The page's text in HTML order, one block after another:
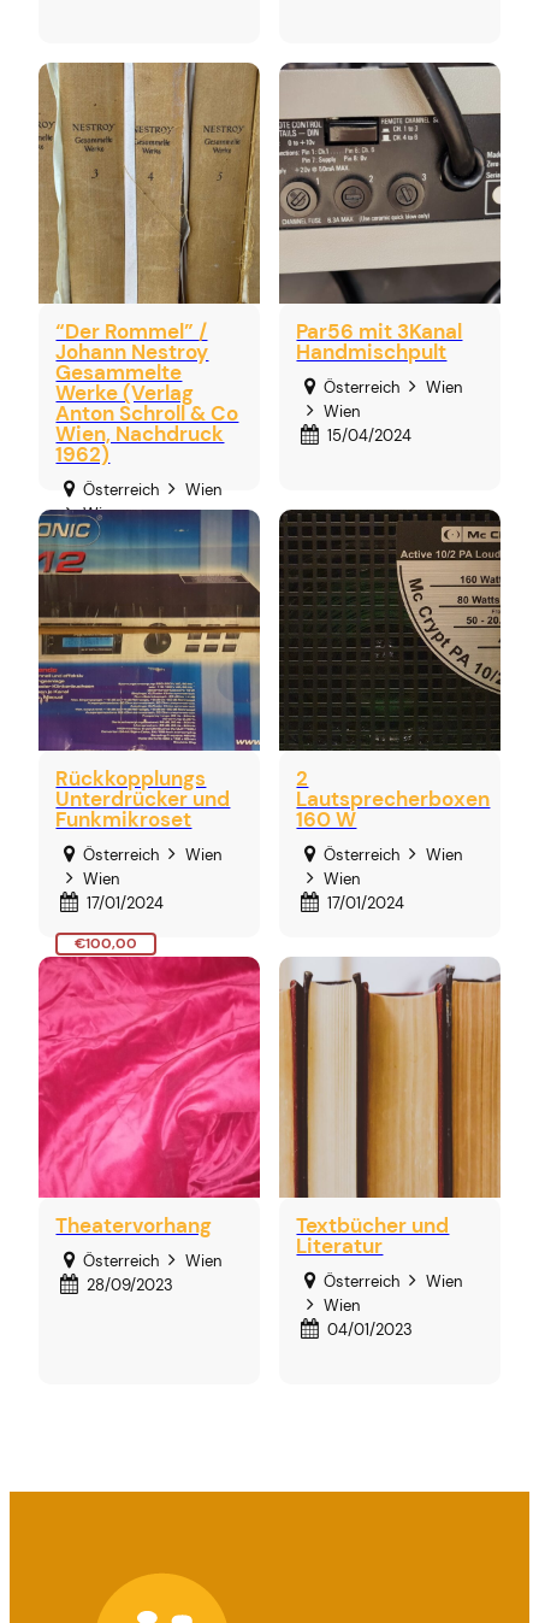
“Der Rommel” /
Johann Nestroy
Gesammelte
Werke (Verlag
Anton Schroll & Co
Wien, Nachdruck
1962)
Österreich
Wien
Wien
02/02/2025
€100,00
Par56 mit 3Kanal
Handmischpult
Österreich
Wien
Wien
15/04/2024
Rückkopplungs
Unterdrücker und
Funkmikroset
Österreich
Wien
Wien
17/01/2024
€100,00
2
Lautsprecherboxen
160 W
Österreich
Wien
Wien
17/01/2024
Theatervorhang
Österreich
Wien
28/09/2023
Textbücher und
Literatur
Österreich
Wien
Wien
04/01/2023